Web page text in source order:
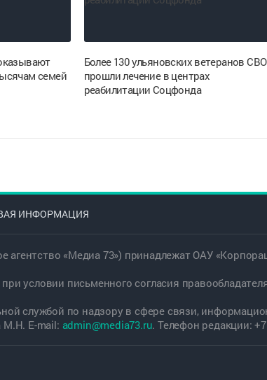
семей
Более 130 ульяновских ветеранов СВО
прошли лечение в центрах
реабилитации Соцфонда
ИНФОРМАЦИЯ
агентство «Медиа 73») принадлежат ОАУ
условии письменного согласия
службой по надзору в сфере связи,
М.Н. E-mail: admin@media73.ru. Телефон редакции: +7